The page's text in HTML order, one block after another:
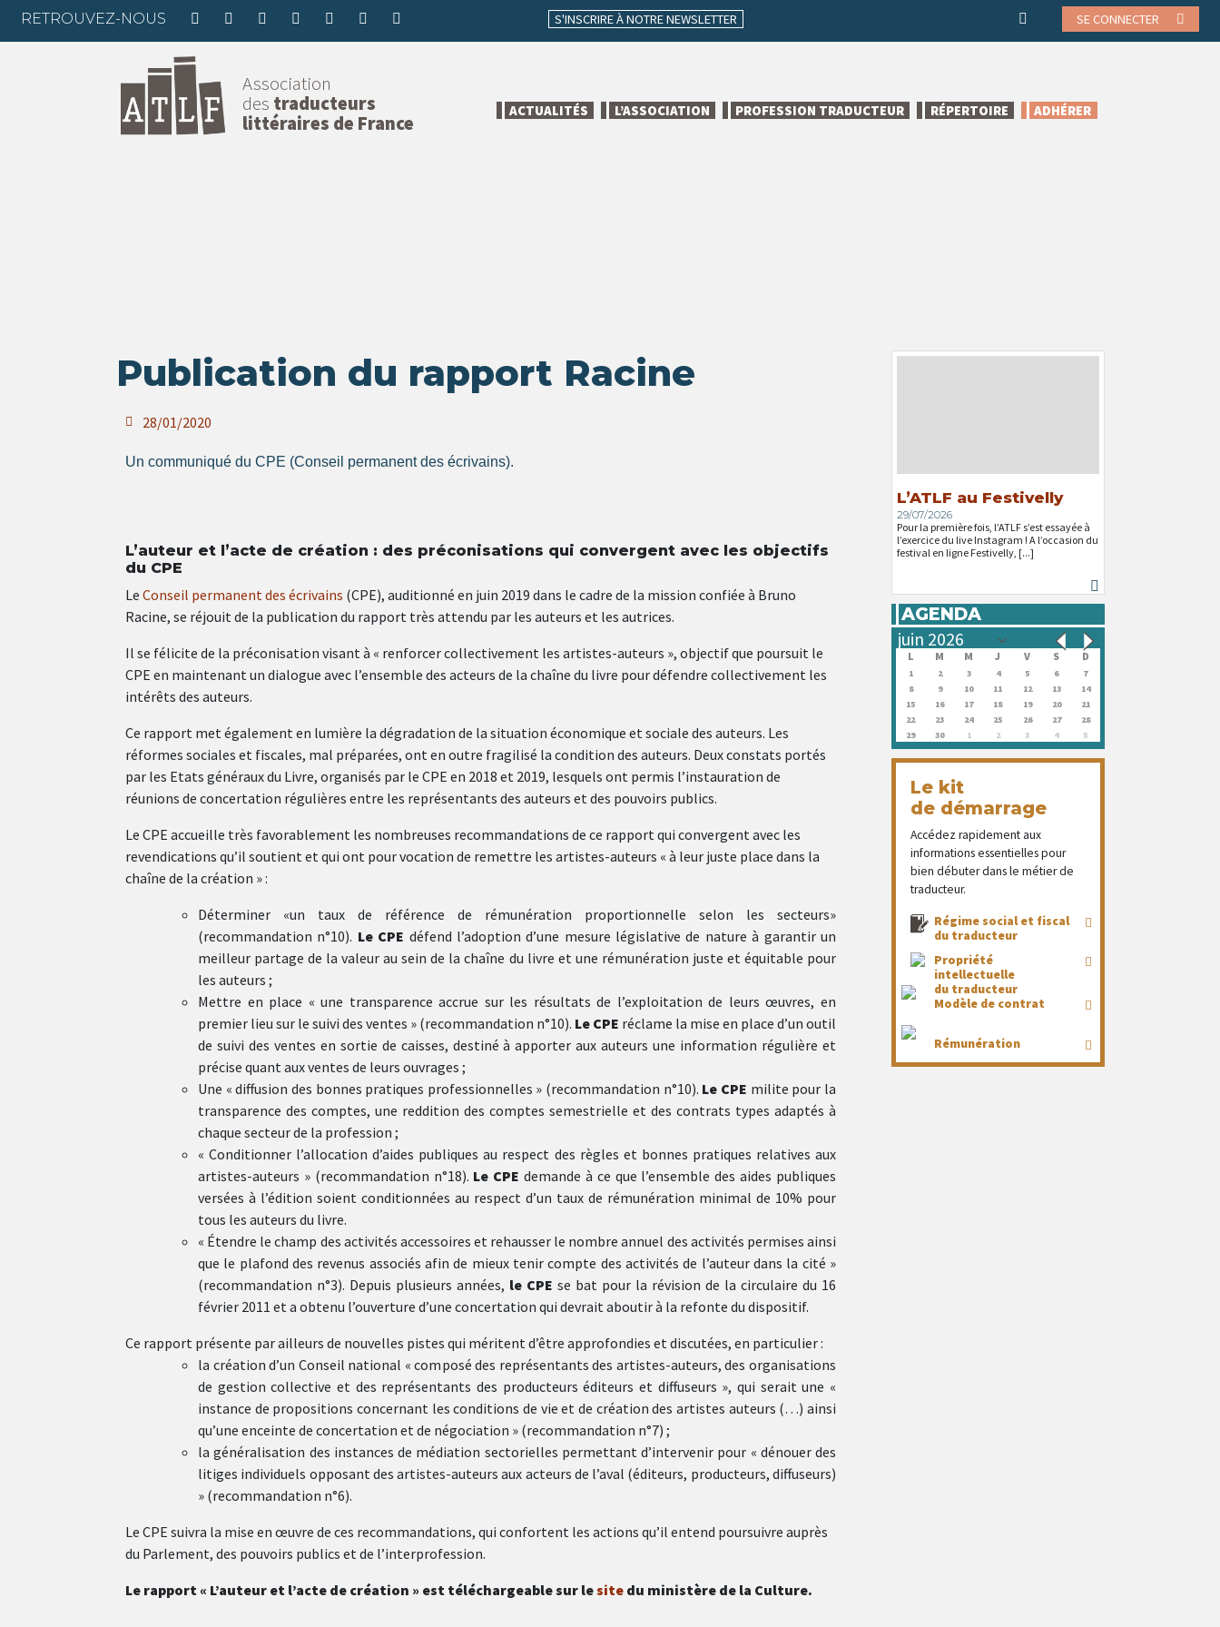
RETROUVEZ-NOUS S'INSCRIRE À NOTRE NEWSLETTER SE CONNECTER
Association
des traducteurs
littéraires de France
ACTUALITÉS L’ASSOCIATION PROFESSION TRADUCTEUR RÉPERTOIRE ADHÉRER
Publication du rapport Racine
28/01/2020
Un communiqué du CPE (Conseil permanent des écrivains).
L’auteur et l’acte de création : des préconisations qui convergent avec les objectifs
du CPE
Le Conseil permanent des écrivains (CPE), auditionné en juin 2019 dans le cadre de la mission confiée à Bruno
Racine, se réjouit de la publication du rapport très attendu par les auteurs et les autrices.
Il se félicite de la préconisation visant à « renforcer collectivement les artistes-auteurs », objectif que poursuit le
CPE en maintenant un dialogue avec l’ensemble des acteurs de la chaîne du livre pour défendre collectivement les
intérêts des auteurs.
Ce rapport met également en lumière la dégradation de la situation économique et sociale des auteurs. Les
réformes sociales et fiscales, mal préparées, ont en outre fragilisé la condition des auteurs. Deux constats portés
par les Etats généraux du Livre, organisés par le CPE en 2018 et 2019, lesquels ont permis l’instauration de
réunions de concertation régulières entre les représentants des auteurs et des pouvoirs publics.
Le CPE accueille très favorablement les nombreuses recommandations de ce rapport qui convergent avec les
revendications qu’il soutient et qui ont pour vocation de remettre les artistes-auteurs « à leur juste place dans la
chaîne de la création » :
Déterminer «un taux de référence de rémunération proportionnelle selon les secteurs»
(recommandation n°10). Le CPE défend l’adoption d’une mesure législative de nature à garantir un
meilleur partage de la valeur au sein de la chaîne du livre et une rémunération juste et équitable pour
les auteurs ;
Mettre en place « une transparence accrue sur les résultats de l’exploitation de leurs œuvres, en
premier lieu sur le suivi des ventes » (recommandation n°10). Le CPE réclame la mise en place d’un outil
de suivi des ventes en sortie de caisses, destiné à apporter aux auteurs une information régulière et
précise quant aux ventes de leurs ouvrages ;
Une « diffusion des bonnes pratiques professionnelles » (recommandation n°10). Le CPE milite pour la
transparence des comptes, une reddition des comptes semestrielle et des contrats types adaptés à
chaque secteur de la profession ;
« Conditionner l’allocation d’aides publiques au respect des règles et bonnes pratiques relatives aux
artistes-auteurs » (recommandation n°18). Le CPEdemande à ce que l’ensemble des aides publiques
versées à l’édition soient conditionnées au respect d’un taux de rémunération minimal de 10% pour
tous les auteurs du livre.
« Étendre le champ des activités accessoires et rehausser le nombre annuel des activités permises ainsi
que le plafond des revenus associés afin de mieux tenir compte des activités de l’auteur dans la cité »
(recommandation n°3). Depuis plusieurs années, le CPE se bat pour la révision de la circulaire du 16
février 2011 et a obtenu l’ouverture d’une concertation qui devrait aboutir à la refonte du dispositif.
Ce rapport présente par ailleurs de nouvelles pistes qui méritent d’être approfondies et discutées, en particulier :
la création d’un Conseil national « composé des représentants des artistes-auteurs, des organisations
de gestion collective et des représentants des producteurs éditeurs et diffuseurs », qui serait une «
instance de propositions concernant les conditions de vie et de création des artistes auteurs (…) ainsi
qu’une enceinte de concertation et de négociation » (recommandation n°7) ;
la généralisation des instances de médiation sectorielles permettant d’intervenir pour « dénouer des
litiges individuels opposant des artistes-auteurs aux acteurs de l’aval (éditeurs, producteurs, diffuseurs)
» (recommandation n°6).
Le CPE suivra la mise en œuvre de ces recommandations, qui confortent les actions qu’il entend poursuivre auprès
du Parlement, des pouvoirs publics et de l’interprofession.
Le rapport « L’auteur et l’acte de création » est téléchargeable sur lesite du ministère de la Culture.
L’ATLF au Festivelly
29/07/2026
Pour la première fois, l’ATLF s’est essayée à
l’exercice du live Instagram ! A l’occasion du
festival en ligne Festivelly, [...]
AGENDA
L M M J V S D
1 2 3 4 5 6
7
8
9 10 11 12 13
14
15
16 17 18 19 20
21
22
23 24 25 26 27
28
29
30 1 2 3 4 5
Le kit
de démarrage
Accédez rapidement aux
informations essentielles pour
bien débuter dans le métier de
traducteur.
Régime social et fiscal
du traducteur
Propriété
intellectuelle
du traducteur
Modèle de contrat
Rémunération